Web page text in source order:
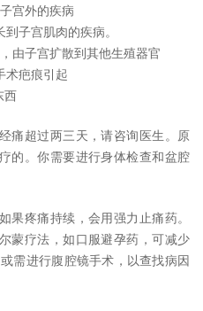
宫外的疾病
子宫肌肉的疾病。
由子宫扩散到其他生殖器官
术疤痕引起
西
痛超过两三天，请咨询医生。原
的。你需要进行身体检查和盆腔
果疼痛持续，会用强力止痛药。
蒙疗法，如口服避孕药，可减少
需进行腹腔镜手术，以查找病因